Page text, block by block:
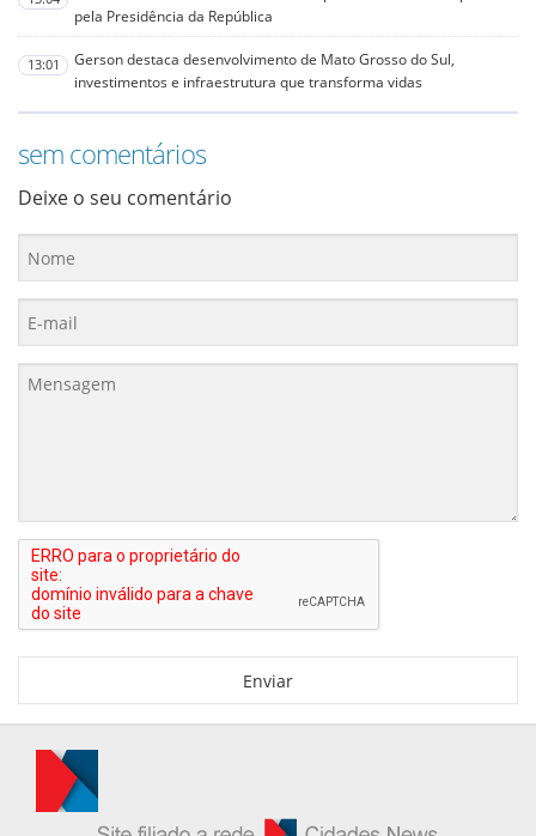
pela Presidência da República
13:01
Gerson destaca desenvolvimento de Mato Grosso do Sul,
investimentos e infraestrutura que transforma vidas
sem comentários
Deixe o seu comentário
Enviar